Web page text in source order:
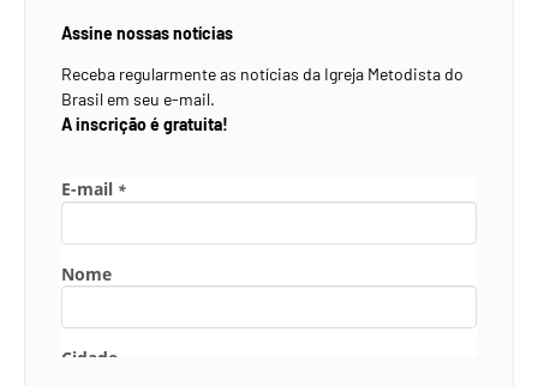
Assine nossas notícias
Receba regularmente as notícias da Igreja Metodista do
Brasil em seu e-mail.
A inscrição é gratuita!